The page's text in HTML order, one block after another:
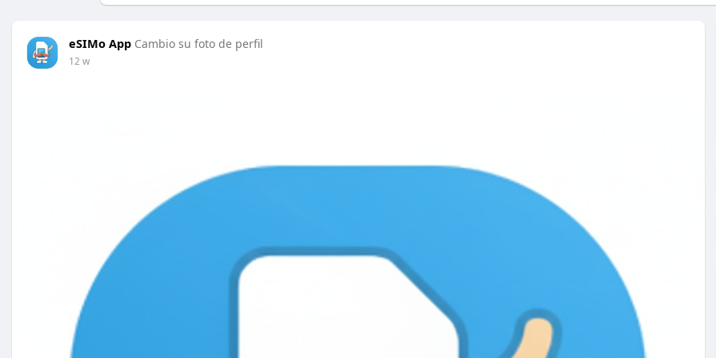
eSIMo App Cambio su foto de perfil
12 w